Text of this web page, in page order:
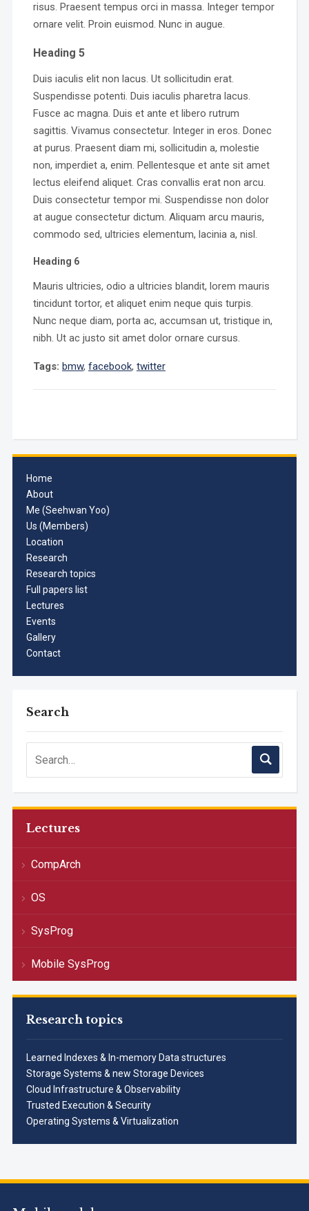
Home
About
Me (Seehwan Yoo)
Us (Members)
Location
Research
Research topics
Full papers list
Lectures
Events
Gallery
Contact
Search
risus. Praesent tempus orci in massa. Integer tempor
ornare velit. Proin euismod. Nunc in augue.
Heading 5
Duis iaculis elit non lacus. Ut sollicitudin erat.
Suspendisse potenti. Duis iaculis pharetra lacus.
Fusce ac magna. Duis et ante et libero rutrum
sagittis. Vivamus consectetur. Integer in eros. Donec
at purus. Praesent diam mi, sollicitudin a, molestie
non, imperdiet a, enim. Pellentesque et ante sit amet
lectus eleifend aliquet. Cras convallis erat non arcu.
Duis consectetur tempor mi. Suspendisse non dolor
at augue consectetur dictum. Aliquam arcu mauris,
commodo sed, ultricies elementum, lacinia a, nisl.
Heading 6
Mauris ultricies, odio a ultricies blandit, lorem mauris
tincidunt tortor, et aliquet enim neque quis turpis.
Nunc neque diam, porta ac, accumsan ut, tristique in,
nibh. Ut ac justo sit amet dolor ornare cursus.
Tags: bmw, facebook, twitter
Lectures
CompArch
OS
SysProg
Mobile SysProg
Research topics
Learned Indexes & In-memory Data structures
Storage Systems & new Storage Devices
Cloud Infrastructure & Observability
Trusted Execution & Security
Operating Systems & Virtualization